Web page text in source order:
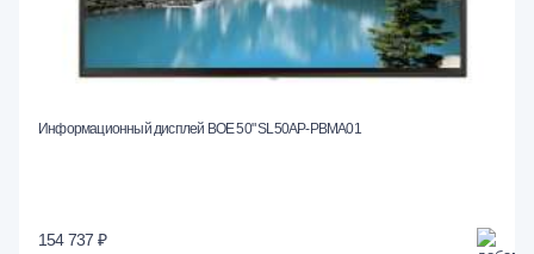
Информационный дисплей BOE 50" SL50AP-PBMA01
154 737 ₽